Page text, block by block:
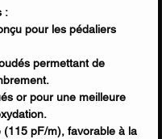
:
pour les pédaliers
permettant de
or pour une meilleure
(115 pF/m), favorable à la